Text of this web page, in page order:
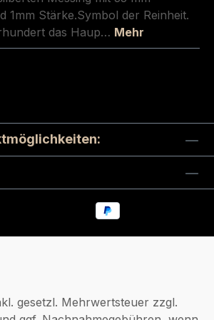
1mm Stärke.Symbol der Reinheit.
das Haup… Mehr
gesetzl. Mehrwertsteuer zzgl.